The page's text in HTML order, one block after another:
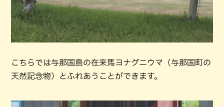
こちらでは与那国島の在来馬ヨナグニウマ（与那国町の
天然記念物）とふれあうことができます。